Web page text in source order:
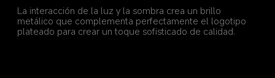
La interacción de la luz y la sombra crea un brillo
metálico que complementa perfectamente el logotipo
plateado para crear un toque sofisticado de calidad.